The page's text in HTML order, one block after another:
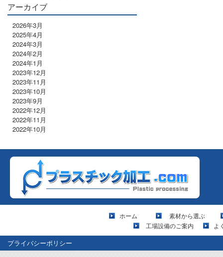
アーカイブ
2026年3月
2025年4月
2024年3月
2024年2月
2024年1月
2023年12月
2023年11月
2023年10月
2023年9月
2022年12月
2022年11月
2022年10月
ホーム
素材から選ぶ
工場設備のご案内
よ
プライバシーポリシー